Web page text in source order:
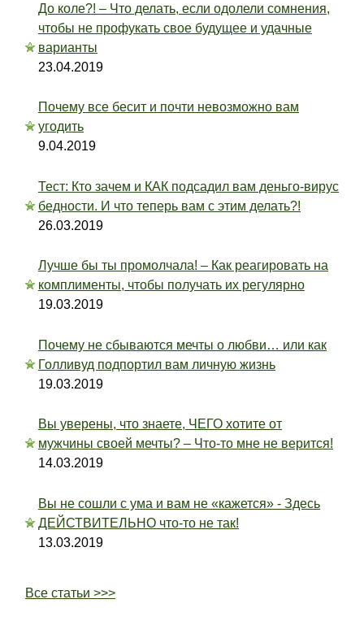
До коле?! – Что делать, если одолели сомнения,
чтобы не профукать свое будущее и удачные
варианты
23.04.2019
Почему все бесит и почти невозможно вам
угодить
9.04.2019
Тест: Кто зачем и КАК подсадил вам деньго-вирус
бедности. И что теперь вам с этим делать?!
26.03.2019
Лучше бы ты промолчала! – Как реагировать на
комплименты, чтобы получать их регулярно
19.03.2019
Почему не сбываются мечты о любви… или как
Голливуд подпортил вам личную жизнь
19.03.2019
Вы уверены, что знаете, ЧЕГО хотите от
мужчины своей мечты? – Что-то мне не верится!
14.03.2019
Вы не сошли с ума и вам не «кажется» - Здесь
ДЕЙСТВИТЕЛЬНО что-то не так!
13.03.2019
Все статьи >>>